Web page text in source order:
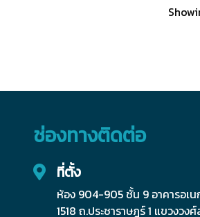
ช่องทางติดต่อ
ที่ตั้ง
ห้อง 904-905 ชั้น 9 อาคารอเน
1518 ถ.ประชาราษฎร์ 1 แขวงว